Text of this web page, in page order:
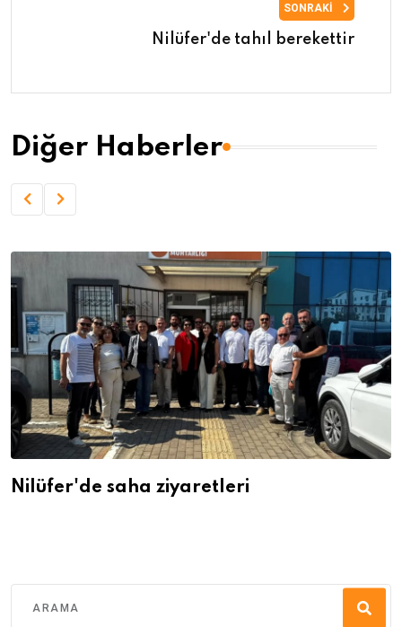
SONRAKI
Nilüfer'de tahıl berekettir
Diğer Haberler
Nilüfer'de saha ziyaretleri